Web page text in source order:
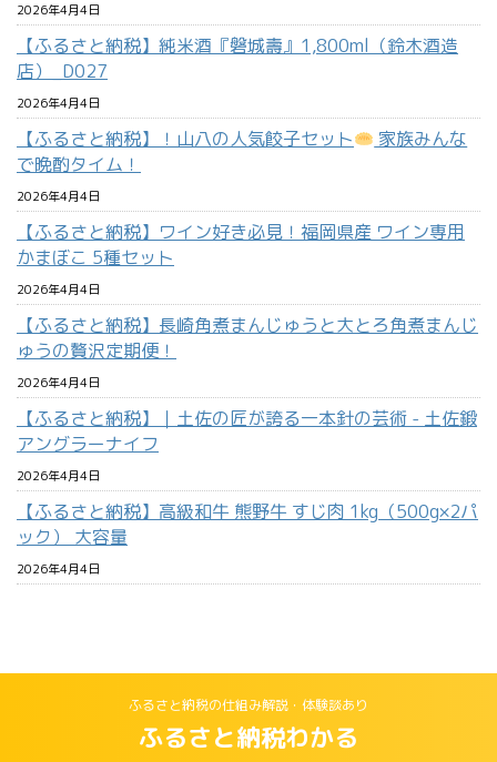
2026年4月4日
【ふるさと納税】純米酒『磐城壽』1,800ml（鈴木酒造
店）_D027
2026年4月4日
【ふるさと納税】！山八の人気餃子セット
家族みんな
で晩酌タイム！
2026年4月4日
【ふるさと納税】ワイン好き必見！福岡県産 ワイン専用
かまぼこ 5種セット
2026年4月4日
【ふるさと納税】長崎角煮まんじゅうと大とろ角煮まんじ
ゅうの贅沢定期便！
2026年4月4日
【ふるさと納税】｜土佐の匠が誇る一本針の芸術 - 土佐鍛
アングラーナイフ
2026年4月4日
【ふるさと納税】高級和牛 熊野牛 すじ肉 1kg（500g×2パ
ック） 大容量
2026年4月4日
ふるさと納税の仕組み解説・体験談あり
ふるさと納税わかる